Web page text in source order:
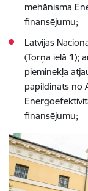
mehānisma
finansējumu;
Latvijas
(Torņa ielā 1);
pieminekļa
papildināts no
finansējumu;